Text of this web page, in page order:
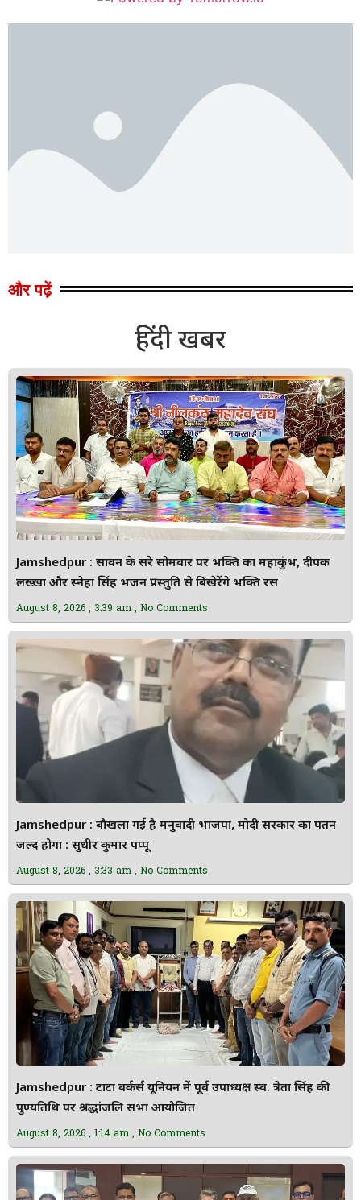
और पढ़ें
हिंदी खबर
Jamshedpur : सावन के दूसरे सोमवार पर भक्ति का महाकुंभ, दीपक
लख्खा और स्नेहा सिंह भजन प्रस्तुति से बिखेरेंगे भक्ति रस
August 8, 2026 3:39 am No Comments
Jamshedpur : बौखला गई है मनुवादी भाजपा, मोदी सरकार का पतन
जल्द होगा : सुधीर कुमार पप्पू
August 8, 2026 3:33 am No Comments
Jamshedpur : टाटा वर्कर्स यूनियन में पूर्व उपाध्यक्ष स्व. त्रेता सिंह की
पुण्यतिथि पर श्रद्धांजलि सभा आयोजित
August 8, 2026 1:14 am No Comments